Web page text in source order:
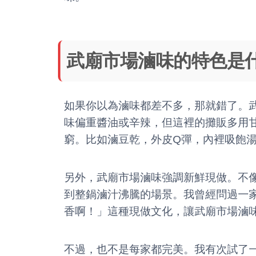
武廟市場滷味的特色是
如果你以為滷味都差不多，那就錯了。
味偏重醬油或辛辣，但這裡的攤販多用
窮。比如滷豆乾，外皮Q彈，內裡吸飽
另外，武廟市場滷味強調新鮮現做。不
到整鍋滷汁沸騰的場景。我曾經問過一
香啊！」這種現做文化，讓武廟市場滷
不過，也不是每家都完美。我有次試了